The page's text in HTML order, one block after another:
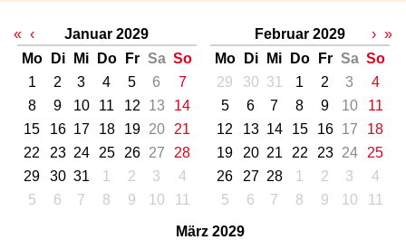
« ‹
Januar 2029
Mo
Di Mi Do Fr Sa So
1
2 3 4 5 6
7
8
9 10 11 12 13
14
15
16 17 18 19 20
21
22
23 24 25 26 27
28
29
30 31 1 2 3
4
5
6 7 8 9 10 11
Februar 2029
Mo
Di Mi Do Fr Sa So
29
30 31 1 2 3
4
5
6 7 8 9 10
11
12
13 14 15 16 17
18
19
20 21 22 23 24
25
26
27 28 1 2 3
4
5
6 7 8 9 10 11
März 2029
› »